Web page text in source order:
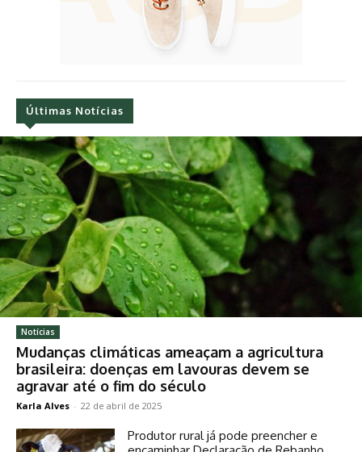
Últimas Notícias
Notícias
Mudanças climáticas ameaçam a agricultura
brasileira: doenças em lavouras devem se
agravar até o fim do século
Karla Alves - 22 de abril de 2025
Produtor rural já pode preencher e